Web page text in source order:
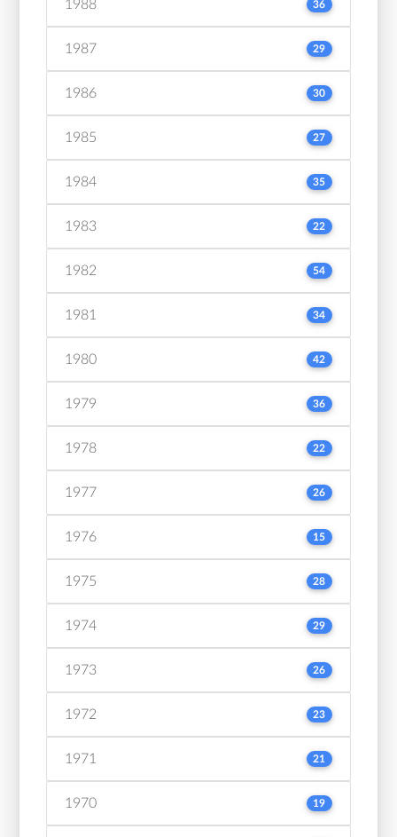
1988 36
1987 29
1986 30
1985 27
1984 35
1983 22
1982 54
1981 34
1980 42
1979 36
1978 22
1977 26
1976 15
1975 28
1974 29
1973 26
1972 23
1971 21
1970 19